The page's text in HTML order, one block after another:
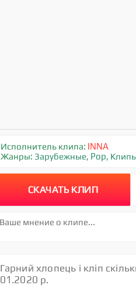
Исполнитель клипа: INNA
Жанры: Зарубежные, Pop,
СКАЧАТЬ КЛИП
Гарний хлопець і кліп
01.2020 р.